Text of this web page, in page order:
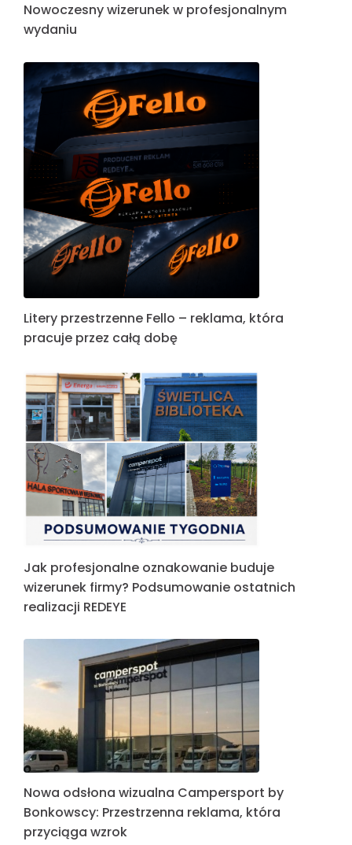
Nowoczesny wizerunek w profesjonalnym
wydaniu
Litery przestrzenne Fello – reklama, która
pracuje przez całą dobę
Jak profesjonalne oznakowanie buduje
wizerunek firmy? Podsumowanie ostatnich
realizacji REDEYE
Nowa odsłona wizualna Campersport by
Bonkowscy: Przestrzenna reklama, która
przyciąga wzrok